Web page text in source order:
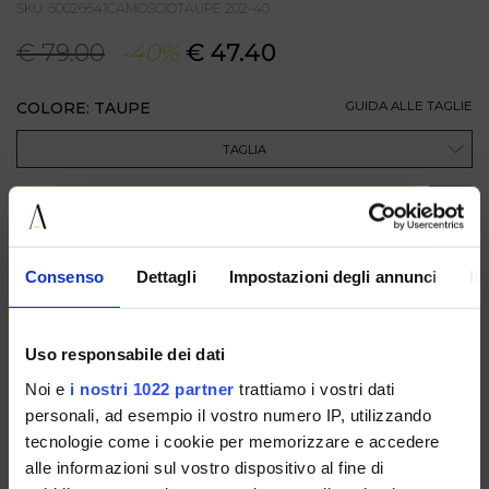
Consenso Dettagli Impostazioni degli annunci
Uso responsabile dei dati
Noi e i nostri 1022 partner trattiamo i vostri dati
personali, ad esempio il vostro numero IP, utilizzando
tecnologie come i cookie per memorizzare e accedere
alle informazioni sul vostro dispositivo al fine di
SKU: 50026641CAMOSCIOTAUPE 202-40
€ 79.00 -40% € 47.40
COLORE: TAUPE GUIDA ALLE TAGLIE
TAGLIA
DESCRIZIONE
Sandalo flat da donna in morbido camoscio, caratterizzato
avvolge il piede con eleganza, mentre la punta aperta e il
cinturino posteriore valorizzano la silhouette e assicurano
una calzata comoda e pratica. Il fondo basso con profilo
strutturato completa il modello con un tocco
contemporaneo.
DISPONIBILE IN